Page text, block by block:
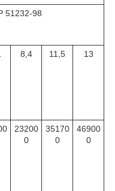
51232-98
8,4 11,5 13
23200
0
35170
0
46900
0